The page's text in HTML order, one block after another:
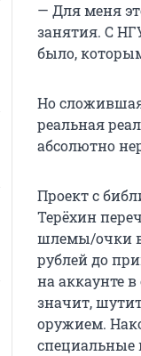
— Для меня
занятия. С
было,
Но
реальная
абсолютно
Проект с
Терёхин
шлемы/очки
рублей до
на аккаунте
значит,
оружием.
специальные